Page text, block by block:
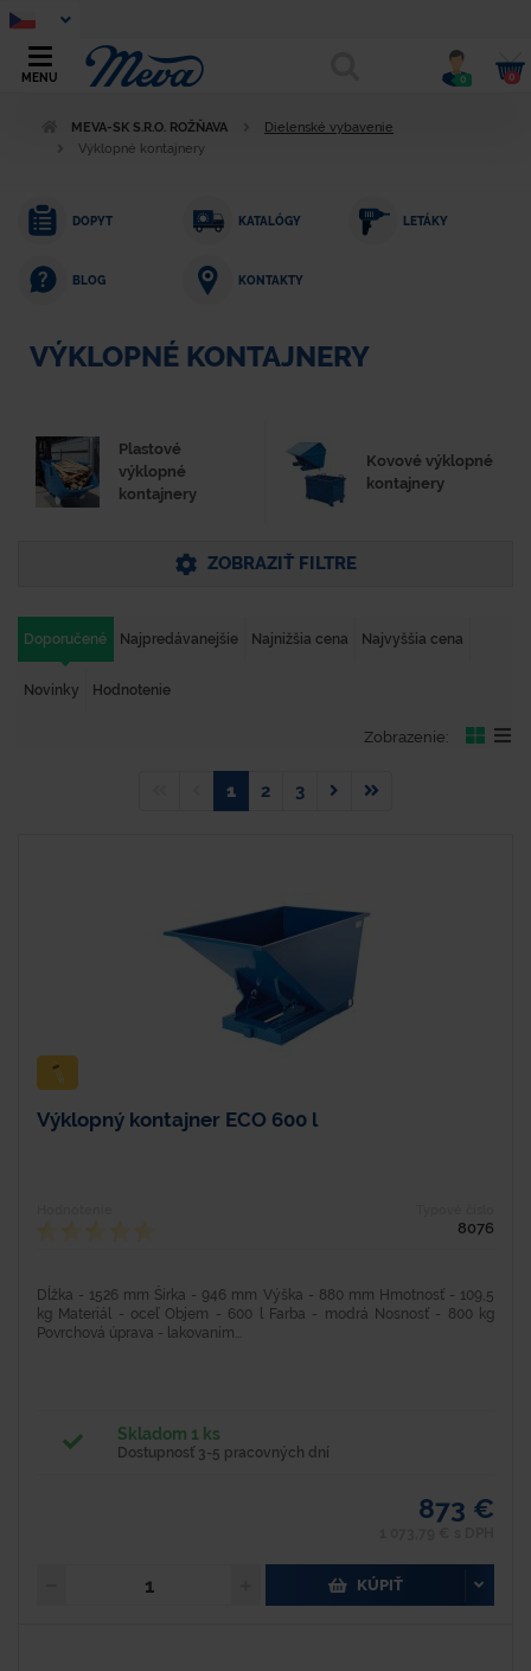
MENU 0 0
MEVA-SK S.R.O. ROŽŇAVA
Dielenské vybavenie
Výklopné kontajnery
DOPYT KATALÓGY LETÁKY
BLOG KONTAKTY
VÝKLOPNÉ KONTAJNERY
Plastové
výklopné
kontajnery
Kovové výklopné
kontajnery
ZOBRAZIŤ FILTRE
Doporučené Najpredávanejšie Najnižšia cena Najvyššia cena
Novinky Hodnotenie
Zobrazenie:
1 2 3
Výklopný kontajner ECO 600 l
8076
Dĺžka - 1526 mm Šírka - 946 mm Výška - 880 mm Hmotnosť - 109,5
kg Materiál - oceľ Objem - 600 l Farba - modrá Nosnosť - 800 kg
Povrchová úprava - lakovaním...
Skladom 1 ks
Dostupnosť 3-5 pracovných dní
873 €
KÚPIŤ